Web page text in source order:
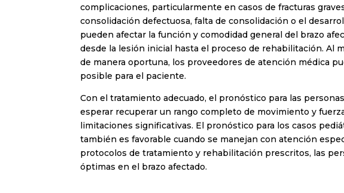
complicaciones, particularmente en casos de fracturas
consolidación defectuosa, falta de consolidación o el
pueden afectar la función y comodidad general del brazo
desde la lesión inicial hasta el proceso de rehabilitación. Al
de manera oportuna, los proveedores de atención médica
posible para el paciente.
Con el tratamiento adecuado, el pronóstico para las
esperar recuperar un rango completo de movimiento y
limitaciones significativas. El pronóstico para los casos
también es favorable cuando se manejan con atención
protocolos de tratamiento y rehabilitación prescritos, las
óptimas en el brazo afectado.